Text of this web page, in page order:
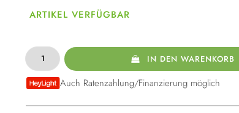
ARTIKEL VERFÜGBAR
IN DEN WARENKORB
Auch Ratenzahlung/Finanzierung möglich